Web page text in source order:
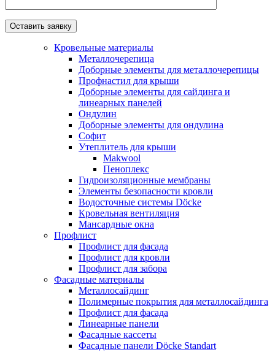
Кровельные материалы
Металлочерепица
Доборные элементы для металлочерепицы
Профнастил для крыши
Доборные элементы для сайдинга и
линеарных панелей
Ондулин
Доборные элементы для ондулина
Софит
Утеплитель для крыши
Makwool
Пеноплекс
Гидроизоляционные мембраны
Элементы безопасности кровли
Водосточные системы Döcke
Кровельная вентиляция
Мансардные окна
Профлист
Профлист для фасада
Профлист для кровли
Профлист для забора
Фасадные материалы
Металлосайдинг
Полимерные покрытия для металлосайдинга
Профлист для фасада
Линеарные панели
Фасадные кассеты
Фасадные панели Döcke Standart